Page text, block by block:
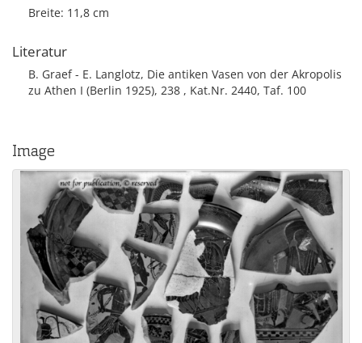
Breite: 11,8 cm
Literatur
B. Graef - E. Langlotz, Die antiken Vasen von der Akropolis
zu Athen I (Berlin 1925), 238 , Kat.Nr. 2440, Taf. 100
Image